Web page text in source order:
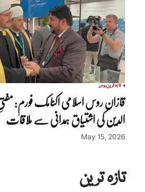
تازہ ترینروس
قازان روس اسلامی اکنامک فورم:
الدین کی اشتیاق ہمدانی سے ملاقات
May 15, 2026
تازہ ترین